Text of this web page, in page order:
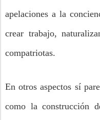
apelaciones a la
crear trabajo,
compatriotas.
En otros aspectos sí
como la construcción